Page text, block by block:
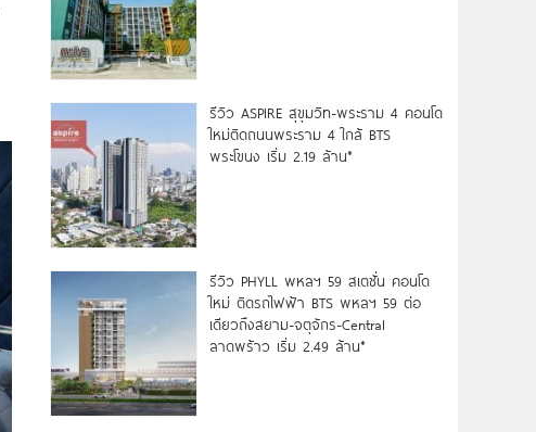
รีวิว ASPIRE สุขุมวิท-พระราม 4 คอนโด
ใหม่ติดถนนพระราม 4 ใกล้ BTS
พระโขนง เริ่ม 2.19 ล้าน*
รีวิว PHYLL พหลฯ 59 สเตชั่น คอนโด
ใหม่ ติดรถไฟฟ้า BTS พหลฯ 59 ต่อ
เดียวถึงสยาม-จตุจักร-Central
ลาดพร้าว เริ่ม 2.49 ล้าน*